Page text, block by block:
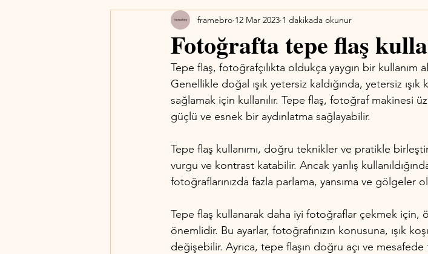
Fotoğrafta tepe flaş
framebro 12 Mar 2023 1 dakikada okunur
Tepe flaş, fotoğrafçılıkta oldukça yaygın bir kullanım
Genellikle doğal ışık yetersiz kaldığında, yetersiz
sağlamak için kullanılır. Tepe flaş, fotoğraf makinesi
güçlü ve esnek bir aydınlatma sağlayabilir.
Tepe flaş kullanımı, doğru teknikler ve pratikle
vurgu ve kontrast katabilir. Ancak yanlış
fotoğraflarınızda fazla parlama, yansıma ve gölgeler
Tepe flaş kullanarak daha iyi fotoğraflar çekmek için,
önemlidir. Bu ayarlar, fotoğrafınızın konusuna, ışık
değişebilir. Ayrıca, tepe flaşın doğru açı ve